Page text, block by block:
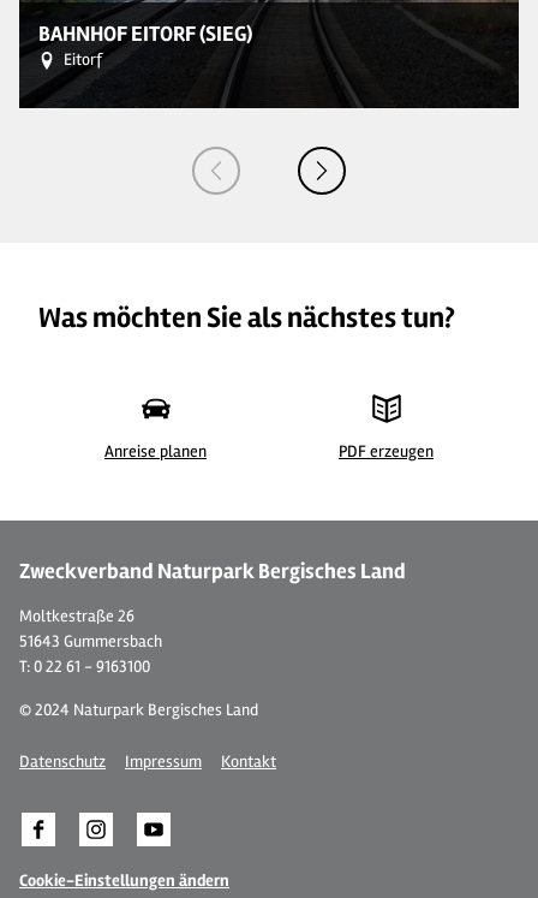
BAHNHOF EITORF (SIEG)
Eitorf
Was möchten Sie als nächstes tun?
Anreise planen PDF erzeugen
Zweckverband Naturpark Bergisches Land
Moltkestraße 26
51643 Gummersbach
T: 0 22 61 - 9163100
© 2024 Naturpark Bergisches Land
Datenschutz Impressum Kontakt
Cookie-Einstellungen ändern